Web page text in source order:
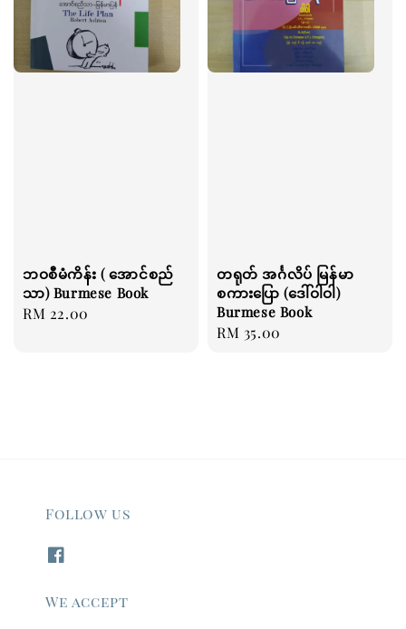
ဘဝစီမံကိန်း ( အောင်စည်
သာ) Burmese Book
Regular
RM 22.00
တရုတ် အင်္ဂလိပ် မြန်မာ
စကားပြော (ဒေါ်ဝါဝါ)
Burmese Book
Regular
RM 35.00
Follow us
We accept